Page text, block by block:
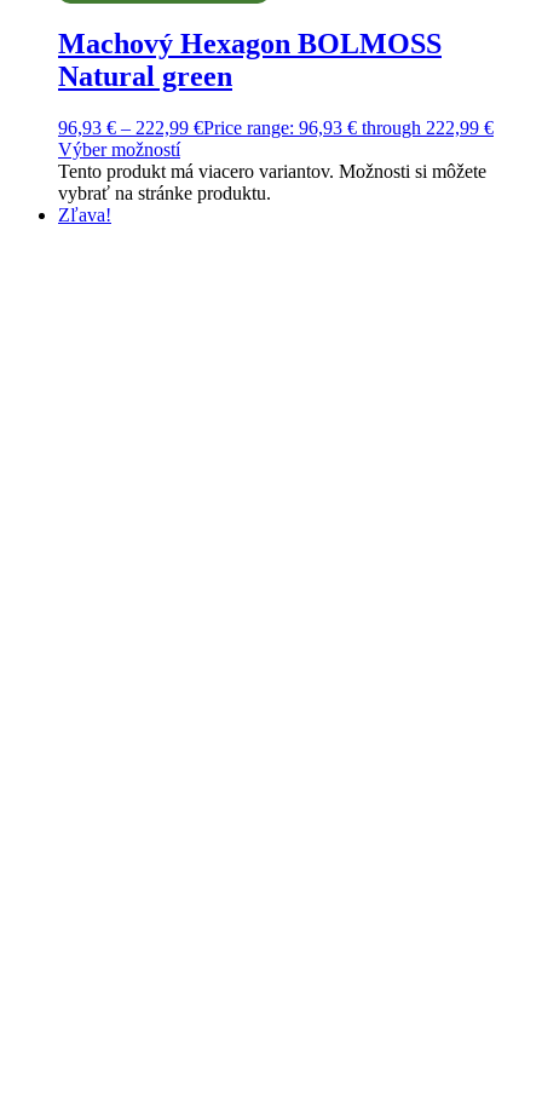
Machový Hexagon BOLMOSS
Natural green
96,93 € – 222,99 €Price range: 96,93 € through 222,99 €
Výber možností
Tento produkt má viacero variantov. Možnosti si môžete
vybrať na stránke produktu.
Zľava!